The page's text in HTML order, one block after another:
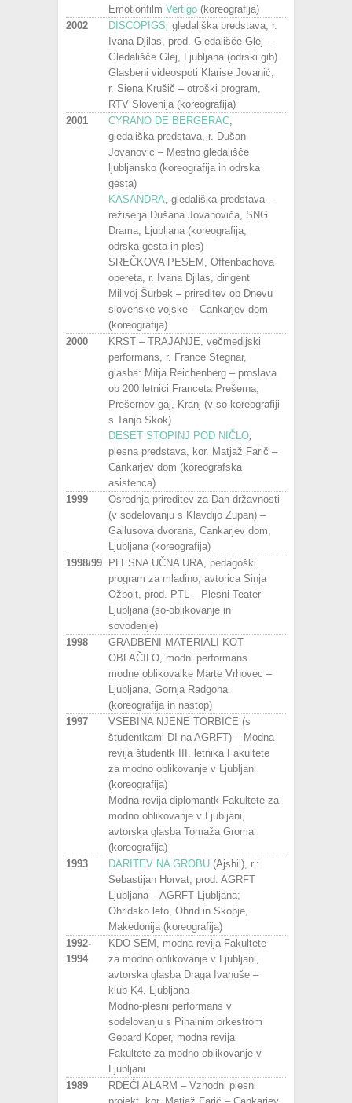
Emotionfilm Vertigo (koreografija)
2002
DISCOPIGS gledališka predstava, r.
Ivana Djilas, prod. Gledališče Glej –
Gledališče Glej, Ljubljana (odrski gib)
Glasbeni videospoti Klarise Jovanić,
r. Siena Krušič – otroški program,
RTV Slovenija (koreografija)
2001
CYRANO DE BERGERAC
gledališka predstava, r. Dušan
Jovanović – Mestno gledališče
ljubljansko (koreografija in odrska
gesta)
KASANDRA , gledališka predstava –
režiserja Dušana Jovanoviča, SNG
Drama, Ljubljana (koreografija,
odrska gesta in ples)
SREČKOVA PESEM, Offenbachova
opereta, r. Ivana Djilas, dirigent
Milivoj Šurbek – prireditev ob Dnevu
slovenske vojske – Cankarjev dom
(koreografija)
2000
KRST – TRAJANJE, večmedijski
performans, r. France Stegnar,
glasba: Mitja Reichenberg – proslava
ob 200 letnici Franceta Prešerna,
Prešernov gaj, Kranj (v so-koreografiji
s Tanjo Skok)
DESET STOPINJ POD NIČLO
plesna predstava, kor. Matjaž Farič –
Cankarjev dom (koreografska
asistenca)
1999
Osrednja prireditev za Dan državnosti
(v sodelovanju s Klavdijo Zupan) –
Gallusova dvorana, Cankarjev dom,
Ljubljana (koreografija)
1998/99 PLESNA UČNA URA, pedagoški
program za mladino, avtorica Sinja
Ožbolt, prod. PTL – Plesni Teater
Ljubljana (so-oblikovanje in
sovodenje)
1998
GRADBENI MATERIALI KOT
OBLAČILO, modni performans
modne oblikovalke Marte Vrhovec –
Ljubljana, Gornja Radgona
(koreografija in nastop)
1997
VSEBINA NJENE TORBICE (s
študentkami DI na AGRFT) – Modna
revija študentk III. letnika Fakultete
za modno oblikovanje v Ljubljani
(koreografija)
Modna revija diplomantk Fakultete za
modno oblikovanje v Ljubljani,
avtorska glasba Tomaža Groma
(koreografija)
1993
DARITEV NA GROBU (Ajshil), r.:
Sebastijan Horvat, prod. AGRFT
Ljubljana – AGRFT Ljubljana;
Ohridsko leto, Ohrid in Skopje,
Makedonija (koreografija)
1992-
1994
KDO SEM, modna revija Fakultete
za modno oblikovanje v Ljubljani,
avtorska glasba Draga Ivanuše –
klub K4, Ljubljana
Modno-plesni performans v
sodelovanju s Pihalnim orkestrom
Gepard Koper, modna revija
Fakultete za modno oblikovanje v
Ljubljani
1989
RDEČI ALARM – Vzhodni plesni